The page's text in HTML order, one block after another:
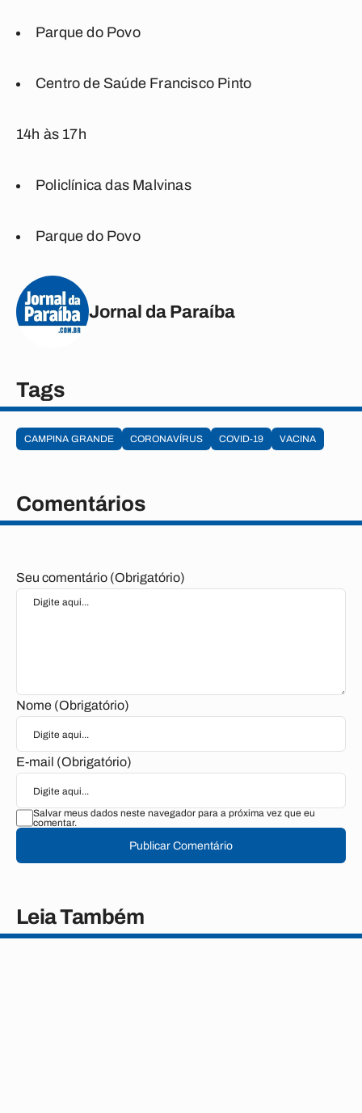
Parque do Povo
Centro de Saúde Francisco Pinto
14h às 17h
Policlínica das Malvinas
Parque do Povo
Jornal da Paraíba
Tags
CAMPINA GRANDE CORONAVÍRUS COVID-19 VACINA
Comentários
Seu comentário (Obrigatório)
Nome (Obrigatório)
E-mail (Obrigatório)
Salvar meus dados neste navegador para a próxima vez que eu
comentar.
Publicar Comentário
Leia Também